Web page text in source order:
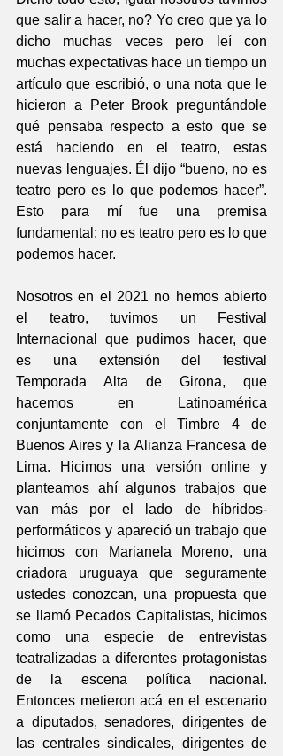
que salir a hacer, no? Yo creo que ya lo
dicho muchas veces pero leí con
muchas expectativas hace un tiempo un
artículo que escribió, o una nota que le
hicieron a Peter Brook preguntándole
qué pensaba respecto a esto que se
está haciendo en el teatro, estas
nuevas lenguajes. Él dijo “bueno, no es
teatro pero es lo que podemos hacer”.
Esto para mí fue una premisa
fundamental: no es teatro pero es lo que
podemos hacer.
Nosotros en el 2021 no hemos abierto
el teatro, tuvimos un Festival
Internacional que pudimos hacer, que
es una extensión del festival
Temporada Alta de Girona, que
hacemos en Latinoamérica
conjuntamente con el Timbre 4 de
Buenos Aires y la Alianza Francesa de
Lima. Hicimos una versión online y
planteamos ahí algunos trabajos que
van más por el lado de híbridos-
performáticos y apareció un trabajo que
hicimos con Marianela Moreno, una
criadora uruguaya que seguramente
ustedes conozcan, una propuesta que
se llamó Pecados Capitalistas, hicimos
como una especie de entrevistas
teatralizadas a diferentes protagonistas
de la escena política nacional.
Entonces metieron acá en el escenario
a diputados, senadores, dirigentes de
las centrales sindicales, dirigentes de